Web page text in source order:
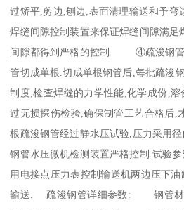
过矫平,剪边,刨边,表面清理输送和
焊缝间隙控制装置来保证焊缝间隙满足
间隙都得到严格的控制. ④疏浚钢管
管切成单根.切成单根钢管后,每批疏浚
制度,检查焊缝的力学性能,化学成份,
过无损探伤检验,确保制管工艺合格
根疏浚钢管经过静水压试验,压力采用
钢管水压微机检测装置严格控制.试验
用电接点压力表控制输送机两边压下
输送. 疏浚钢管详细参数: 钢管材质